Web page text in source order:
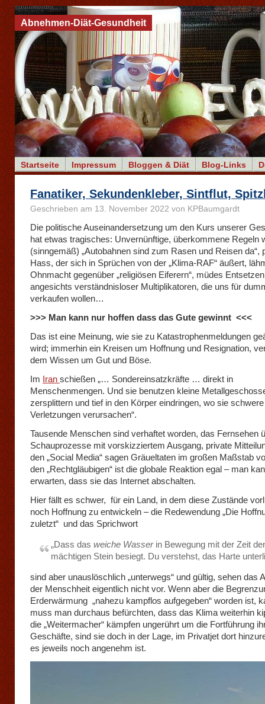
Startseite Impressum Bloggen & Diät Blog-Links
Abnehmen-Diät-Gesundheit
Fanatiker, Sekundenkleber, Sintflut,
Geschrieben am 13. November 2022 von KPBaumgardt
Die politische Auseinandersetzung um den Kurs unserer
hat etwas tragisches: Unvernünftige, überkommene Regeln
(sinngemäß) „Autobahnen sind zum Rasen und Reisen da“,
Hass, der sich in Sprüchen von der „Klima-RAF“ äußert,
Ohnmacht gegenüber „religiösen Eiferern“, müdes Entsetzen
angesichts verständnisloser Multiplikatoren, die uns für
verkaufen wollen…
>>> Man kann nur hoffen dass das Gute gewinnt <<<
Das ist eine Meinung, wie sie zu Katastrophenmeldungen
wird; immerhin ein Kreisen um Hoffnung und Resignation,
dem Wissen um Gut und Böse.
Im Iran schießen „… Sondereinsatzkräfte … direkt in
Menschenmengen. Und sie benutzen kleine
zersplittern und tief in den Körper eindringen, wo sie schwere
Verletzungen verursachen“.
Tausende Menschen sind verhaftet worden, das Fernsehen
Schauprozesse mit vorskizziertem Ausgang, private
den „Social Media“ sagen Gräueltaten im großen Maßstab
den „Rechtgläubigen“ ist die globale Reaktion egal – man
erwarten, dass sie das Internet abschalten.
Hier fällt es schwer, für ein Land, in dem diese Zustände
noch Hoffnung zu entwickeln – die Redewendung „Die
zuletzt“ und das Sprichwort
„Dass das weiche Wasserin Bewegung mit der Zeit
mächtigen Stein besiegt. Du verstehst, das Harte
sind aber unauslöschlich „unterwegs“ und gültig, sehen das
der Menschheit eigentlich nicht vor. Wenn aber die
Erderwärmung „nahezu kampflos aufgegeben“ worden ist,
muss man durchaus befürchten, dass das Klima weiterhin
die „Weitermacher“ kämpfen ungerührt um die Fortführung
Geschäfte, sind sie doch in der Lage, im Privatjet dort
es jeweils noch angenehm ist.